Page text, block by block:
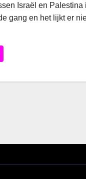
Israël en Palestina
gang en het lijkt er